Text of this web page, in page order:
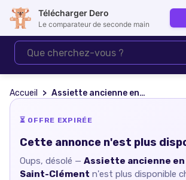
Accueil Assiette ancienne en faïence de Saint-Clément
⏳ OFFRE EXPIRÉE
Cette annonce n'est plus
Oups, désolé — Assiette ancienne
Saint-Clément n'est plus disponible
Télécharger Dero
Le comparateur de seconde main